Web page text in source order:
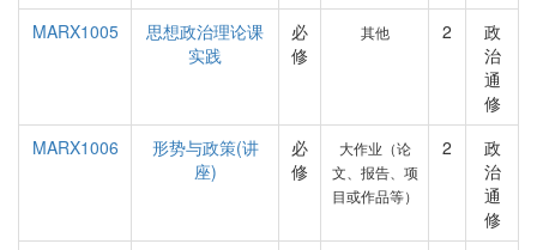
MARX1005
思想政治理论课
实践
必
修
其他 2
政
治
通
修
MARX1006
形势与政策(讲
座)
必
修
大作业（论
文、报告、项
目或作品等）
2
政
治
通
修